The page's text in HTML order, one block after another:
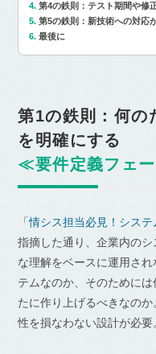
第4の鉄則：テスト期間や
第5の鉄則：新技術への対
最後に
第1の鉄則：何の
を明確にする
≪要件定義フェ
「情シス担当必見！シス
指摘した通り、企業内の
な理解をベースに運用さ
テムなのか、そのために
たに作り上げるべきなの
性を損なわない設計が必要